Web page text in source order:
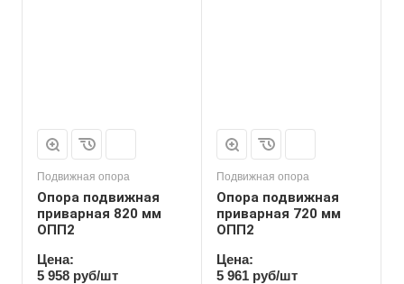
Подвижная опора
Опора подвижная
приварная 820 мм
ОПП2
Цена:
5 958 руб/шт
Подвижная опора
Опора подвижная
приварная 720 мм
ОПП2
Цена:
5 961 руб/шт